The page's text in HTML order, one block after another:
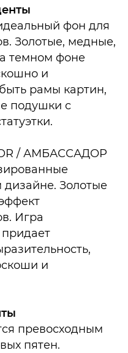
фон для
Золотые, медные,
темном фоне
и
рамы картин,
подушки с
/ АМБАССАДОР
Золотые
Игра
и
превосходным
пятен.